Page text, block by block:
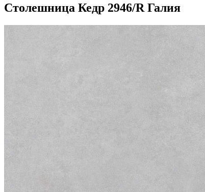
Столешница Кедр 2946/R Галия